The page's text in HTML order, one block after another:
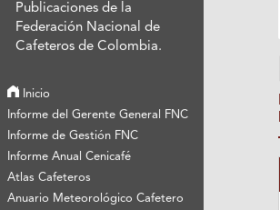
Publicaciones de la
Federación Nacional de
Cafeteros de Colombia.
Inicio
Informe del Gerente General FNC
Informe de Gestión FNC
Informe Anual Cenicafé
Atlas Cafeteros
Anuario Meteorológico Cafetero